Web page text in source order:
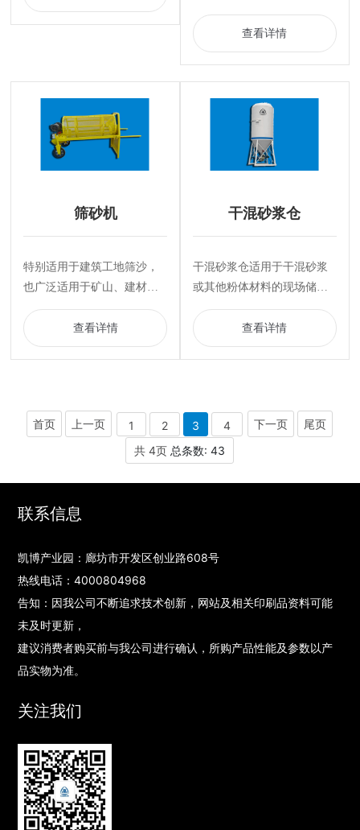
灰、砌筑砂浆以及屋面、地
暖工程、高铁、桥梁、隧道
等的细石混凝土(豆石混凝土)
查看详情
筛砂机
特别适用于建筑工地筛沙，
也广泛适用于矿山、建材、
交通、能源、化工等行业的
产品分级。查看详情
干混砂浆仓
干混砂浆仓适用于干混砂浆
或其他粉体材料的现场储
存。
查看详情
首页 上一页 1 2 3 4 下一页
尾页
共 4页 总条数: 43
联系信息
凯博产业园：廊坊市开发区创业路608号
热线电话：4000804968
告知：因我公司不断追求技术创新，网站及相关印刷品资料可能
未及时更新，
建议消费者购买前与我公司进行确认，所购产品性能及参数以产
品实物为准。
关注我们